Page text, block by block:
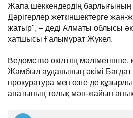
Жапа шеккендердің
Дәрігерлер жеткіншектерге жан-
жатыр", – деді Алматы облысы
хатшысы Ғалымұрат Жүкел.
Ведомство өкілінің мәліметінше,
Жамбыл ауданының әкімі
прокуратура мен өзге де құзырлы
апатының толық мән-жайын